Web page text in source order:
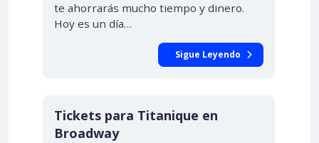
te ahorrarás mucho tiempo y dinero.
Hoy es un día…
Sigue Leyendo
Tickets para Titanique en
Broadway